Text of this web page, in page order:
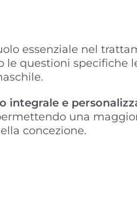
essenziale nel
le questioni specifiche
integrale e
una
concezione.